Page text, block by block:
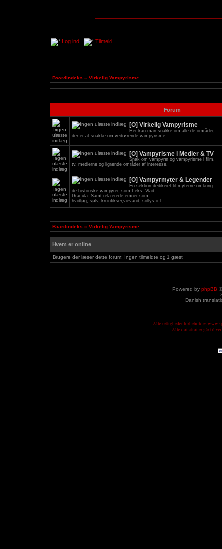
Log ind Tilmeld
Boardindeks » Virkelig Vampyrisme
Forum
[O] Virkelig Vampyrisme
Her kan man snakke om alle de områder,
der er at snakke om vedrørende vampyrisme.
[O] Vampyrisme i Medier & TV
Snak om vampyrer og vampyrisme i film,
tv, medierne og lignende områder af interesse.
[O] Vampyrmyter & Legender
En sektion dedikeret til myterne omkring
de historiske vampyrer, som f.eks. Vlad
Dracula. Samt relaterede emner som
hvidløg, sølv, krucifikser,vievand, sollys o.l.
Boardindeks » Virkelig Vampyrisme
Hvem er online
Brugere der læser dette forum: Ingen tilmeldte og 1 gæst
Powered by phpBB
Danish
Alle rettigheder forbeholdes
Alle donationer går til